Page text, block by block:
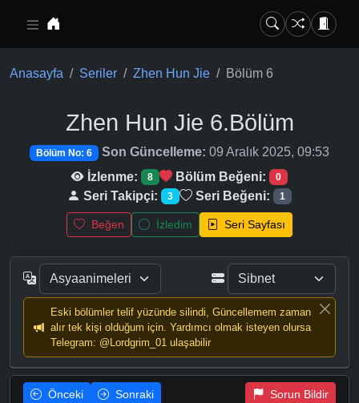
Anasayfa Seriler Zhen Hun Jie Bölüm 6
Zhen Hun Jie 6.Bölüm
Bölüm No: 6 Son Güncelleme: 09 Aralık 2025, 09:53
İzlenme:
8 Bölüm Beğeni: 0
Seri Takipçi: 3 Seri Beğeni: 1
Beğen İzledim Seri Sayfası
Eski bölümler telif yüzünde silindi, Güncellemem zaman
alır tek kişi olduğum için. Yardımcı olmak isteyen olursa
Telegram: @Lordgrim_01 ulaşabilir
Önceki Sonraki Sorun Bildir